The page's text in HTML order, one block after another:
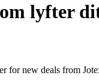
lyfter
for new deals from